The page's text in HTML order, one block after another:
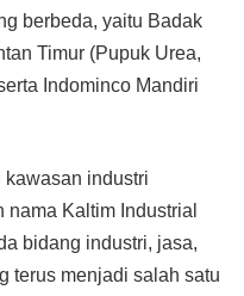
berbeda, yaitu Badak
Timur (Pupuk Urea,
Indominco Mandiri
industri
Kaltim Industrial
bidang industri, jasa,
terus menjadi salah satu